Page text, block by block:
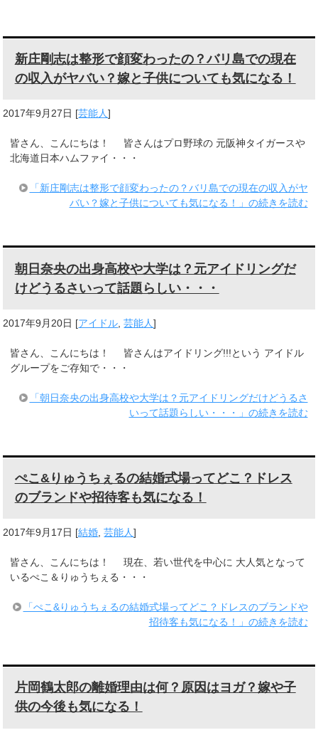
新庄剛志は整形で顔変わったの？バリ島での現在
の収入がヤバい？嫁と子供についても気になる！
2017年9月27日 [芸能人]
皆さん、こんにちは！ 皆さんはプロ野球の 元阪神タイガースや
北海道日本ハムファイ・・・
「新庄剛志は整形で顔変わったの？バリ島での現在の収入がヤ
バい？嫁と子供についても気になる！」の続きを読む
朝日奈央の出身高校や大学は？元アイドリングだ
けどうるさいって話題らしい・・・
2017年9月20日 [アイドル ,芸能人]
皆さん、こんにちは！ 皆さんはアイドリング!!!という アイドル
グループをご存知で・・・
「朝日奈央の出身高校や大学は？元アイドリングだけどうるさ
いって話題らしい・・・」の続きを読む
ぺこ&りゅうちぇるの結婚式場ってどこ？ドレス
のブランドや招待客も気になる！
2017年9月17日 [結婚 ,芸能人]
皆さん、こんにちは！ 現在、若い世代を中心に 大人気となって
いるぺこ＆りゅうちぇる・・・
「ぺこ&りゅうちぇるの結婚式場ってどこ？ドレスのブランドや
招待客も気になる！」の続きを読む
片岡鶴太郎の離婚理由は何？原因はヨガ？嫁や子
供の今後も気になる！